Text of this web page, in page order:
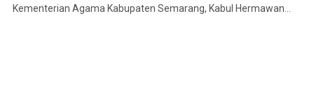
Kementerian Agama Kabupaten Semarang, Kabul Hermawan…